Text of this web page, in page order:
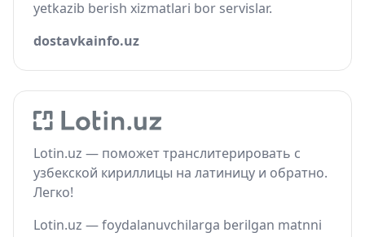
yetkazib berish xizmatlari bor servislar.
dostavkainfo.uz
Lotin.uz — поможет транслитерировать с
узбекской кириллицы на латиницу и обратно.
Легко!
Lotin.uz — foydalanuvchilarga berilgan matnni